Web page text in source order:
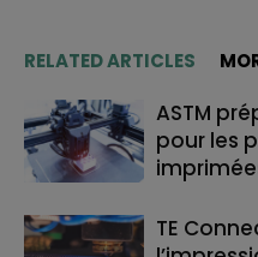
RELATED ARTICLES
ASTM
pour les
TE